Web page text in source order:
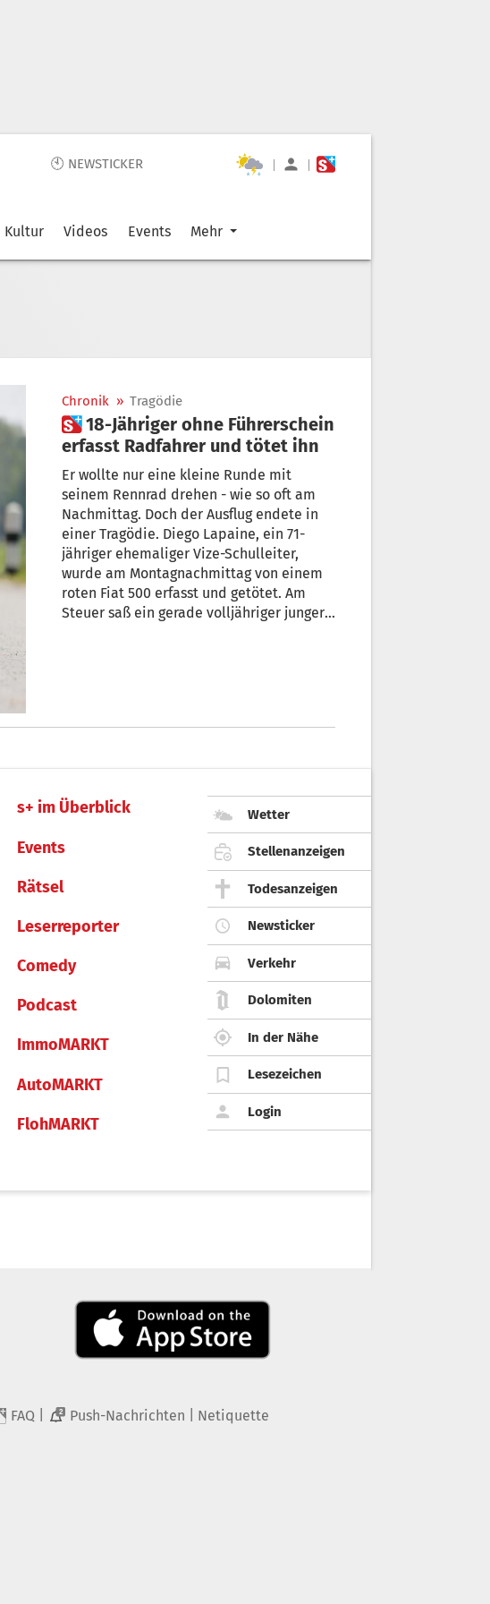
🕙 NEWSTICKER | |
Kultur Videos Events Mehr
Chronik » Tragödie
 18-Jähriger ohne Führerschein
erfasst Radfahrer und tötet ihn
Er wollte nur eine kleine Runde mit
seinem Rennrad drehen - wie so oft am
Nachmittag. Doch der Ausflug endete in
einer Tragödie. Diego Lapaine, ein 71-
jähriger ehemaliger Vize-Schulleiter,
wurde am Montagnachmittag von einem
roten Fiat 500 erfasst und getötet. Am
Steuer saß ein gerade volljähriger junger
s+ im Überblick
Events
Rätsel
Leserreporter
Comedy
Podcast
ImmoMARKT
AutoMARKT
FlohMARKT
Wetter
Stellenanzeigen
Todesanzeigen
Newsticker
Verkehr
Dolomiten
In der Nähe
Lesezeichen
Login
FAQ 2 Push-Nachrichten Netiquette